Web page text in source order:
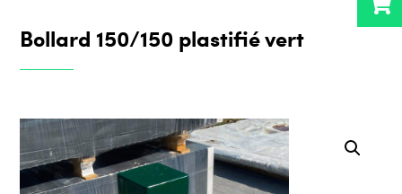
Bollard 150/150 plastifié vert